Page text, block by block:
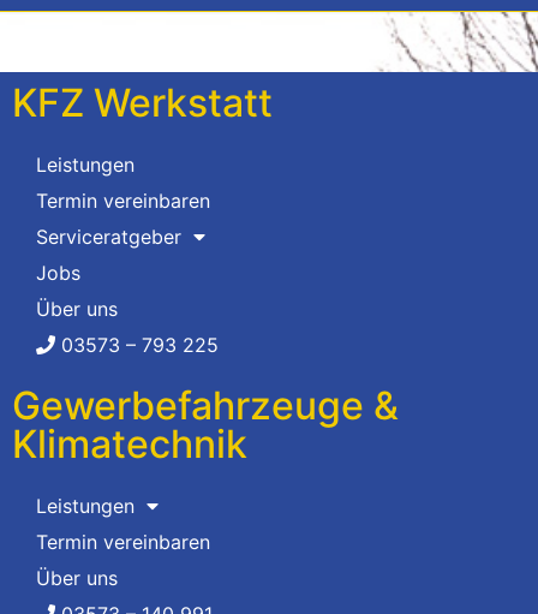
KFZ Werkstatt
Leistungen
Termin vereinbaren
Serviceratgeber
Jobs
Über uns
03573 – 793 225
Gewerbefahrzeuge &
Klimatechnik
Leistungen
Termin vereinbaren
Über uns